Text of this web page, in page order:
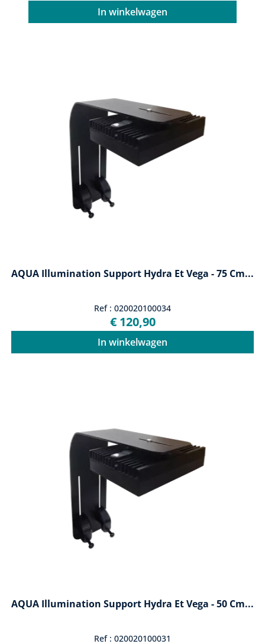
In winkelwagen
AQUA Illumination Support Hydra Et Vega - 75 Cm...
Ref : 020020100034
€ 120,90
In winkelwagen
AQUA Illumination Support Hydra Et Vega - 50 Cm...
Ref : 020020100031